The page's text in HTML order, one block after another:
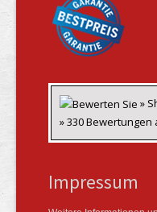
»
» 330 Bewertungen
Impressum